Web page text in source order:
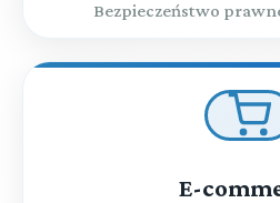
Bezpieczeństwo
E-